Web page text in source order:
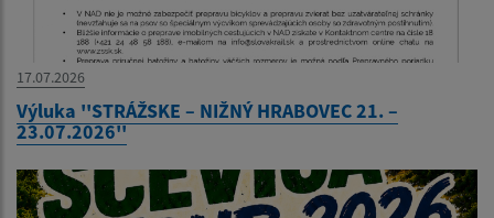
17.07.2026
Výluka ''STRÁŽSKE – NIŽNÝ HRABOVEC 21. –
23.07.2026''